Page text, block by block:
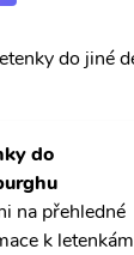
do jiné
do
na přehledné
k letenkám